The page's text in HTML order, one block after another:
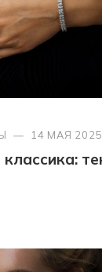
— 14 МАЯ 2025